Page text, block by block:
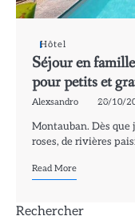
Hôtel
Séjour en
pour petits et
Alexsandro 20/10/
Montauban. Dès que
roses, de rivières
Read More
Rechercher